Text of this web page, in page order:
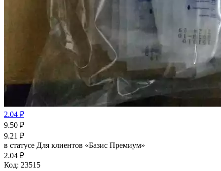
2.04 ₽
9.50 ₽
9.21 ₽
в статусе Для клиентов «Базис Премиум»
2.04 ₽
Код: 23515